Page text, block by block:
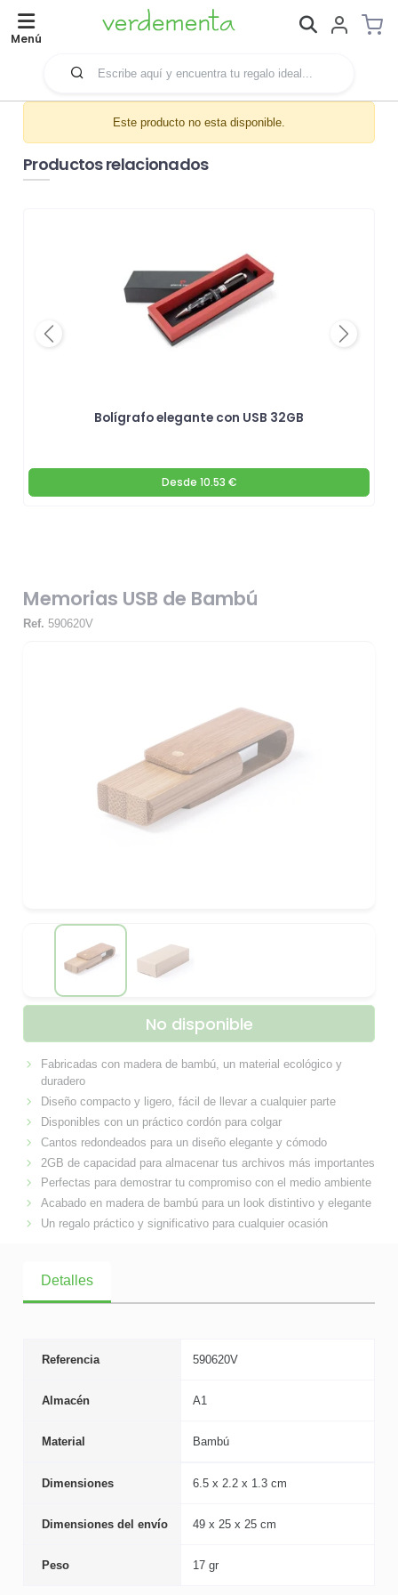
Menú
Este producto no esta disponible.
Productos relacionados
Bolígrafo elegante con USB 32GB
Desde 10.53 €
Previous Next
Memorias USB de Bambú
Ref. 590620V
No disponible
Fabricadas con madera de bambú, un material ecológico y
duradero
Diseño compacto y ligero, fácil de llevar a cualquier parte
Disponibles con un práctico cordón para colgar
Cantos redondeados para un diseño elegante y cómodo
2GB de capacidad para almacenar tus archivos más importantes
Perfectas para demostrar tu compromiso con el medio ambiente
Acabado en madera de bambú para un look distintivo y elegante
Un regalo práctico y significativo para cualquier ocasión
Detalles
Referencia 590620V
Almacén A1
Material Bambú
Dimensiones 6.5 x 2.2 x 1.3 cm
Dimensiones del envío 49 x 25 x 25 cm
Peso 17 gr